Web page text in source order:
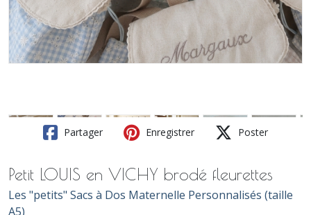
Partager Enregistrer Poster
Petit LOUIS en VICHY brodé fleurettes
Les "petits" Sacs à Dos Maternelle Personnalisés (taille
A5)